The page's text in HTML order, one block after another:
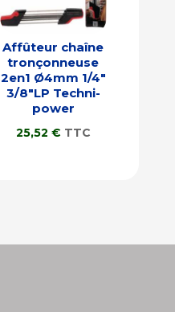
Affûteur chaîne
tronçonneuse
2en1 Ø4mm 1/4″
3/8″LP Techni-
power
25,52 € TTC